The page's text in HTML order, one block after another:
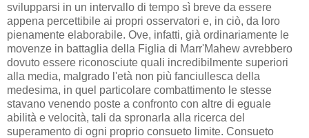
svilupparsi in un intervallo di tempo sì breve da essere
appena percettibile ai propri osservatori e, in ciò, da loro
pienamente elaborabile. Ove, infatti, già ordinariamente le
movenze in battaglia della Figlia di Marr'Mahew avrebbero
dovuto essere riconosciute quali incredibilmente superiori
alla media, malgrado l'età non più fanciullesca della
medesima, in quel particolare combattimento le stesse
stavano venendo poste a confronto con altre di eguale
abilità e velocità, tali da spronarla alla ricerca del
superamento di ogni proprio consueto limite. Consueto